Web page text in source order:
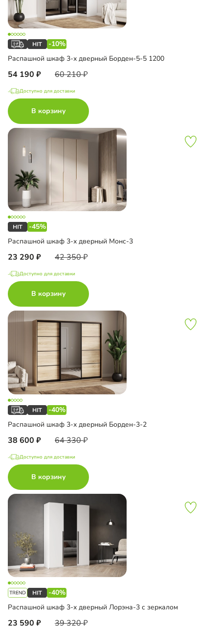
-10%
Распашной шкаф 3-х дверный Борден-5-5 1200
54 190 60 210
Доступно для доставки
В корзину
-45%
Распашной шкаф 3-х дверный Монс-3
23 290 42 350
Доступно для доставки
В корзину
-40%
Распашной шкаф 3-х дверный Борден-3-2
38 600 64 330
Доступно для доставки
В корзину
-40%
Распашной шкаф 3-х дверный Лорэна-3 с зеркалом
23 590 39 320